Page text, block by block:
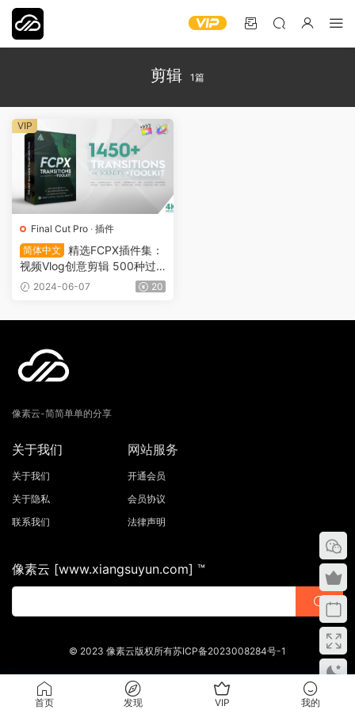
剪辑 1篇
Final Cut Pro · 插件
简体中文
精选FCPX插件集：
视频Vlog创意剪辑 500种过
渡、250+音效、超级编辑加
2024-06-07 20
VIP
像素云-简简单单的分享
关于我们
关于我们
关于隐私
联系我们
网站服务
开通会员
会员协议
法律声明
像素云 [www.xiangsuyun.com] ™
© 2023 像素云版权所有苏ICP备2023008284号-1
首页 发现 VIP 我的